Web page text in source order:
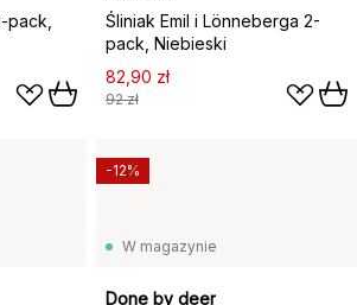
pack,
Śliniak Emil i Lönneberga 2-
pack, Niebieski
82,90 zł
92 zł
W magazynie
Done by deer
-12%